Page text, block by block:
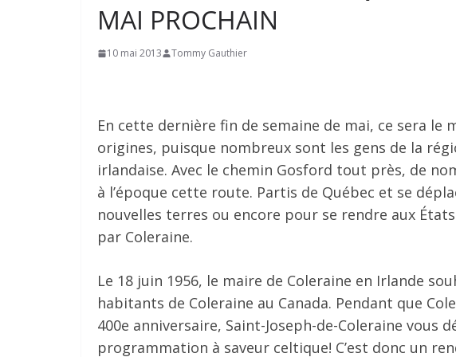
MAI PROCHAIN
10 mai 2013 Tommy Gauthier
En cette dernière fin de semaine de mai, ce sera le
origines, puisque nombreux sont les gens de la
irlandaise. Avec le chemin Gosford tout près, de
à l’époque cette route. Partis de Québec et se
nouvelles terres ou encore pour se rendre aux
par Coleraine.
Le 18 juin 1956, le maire de Coleraine en Irlande
habitants de Coleraine au Canada. Pendant que
400e anniversaire, Saint-Joseph-de-Coleraine vous
programmation à saveur celtique! C’est donc un